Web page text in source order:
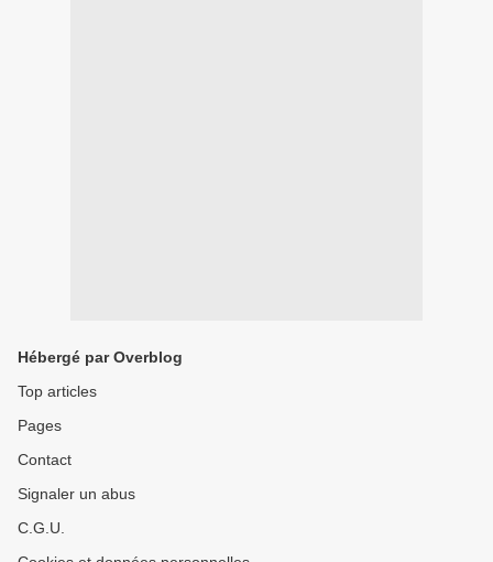
Hébergé par Overblog
Top articles
Pages
Contact
Signaler un abus
C.G.U.